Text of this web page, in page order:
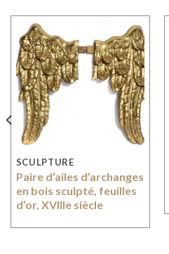
SCULPTURE
Paire d’ailes d’archanges
en bois sculpté, feuilles
d’or, XVIIIe siècle